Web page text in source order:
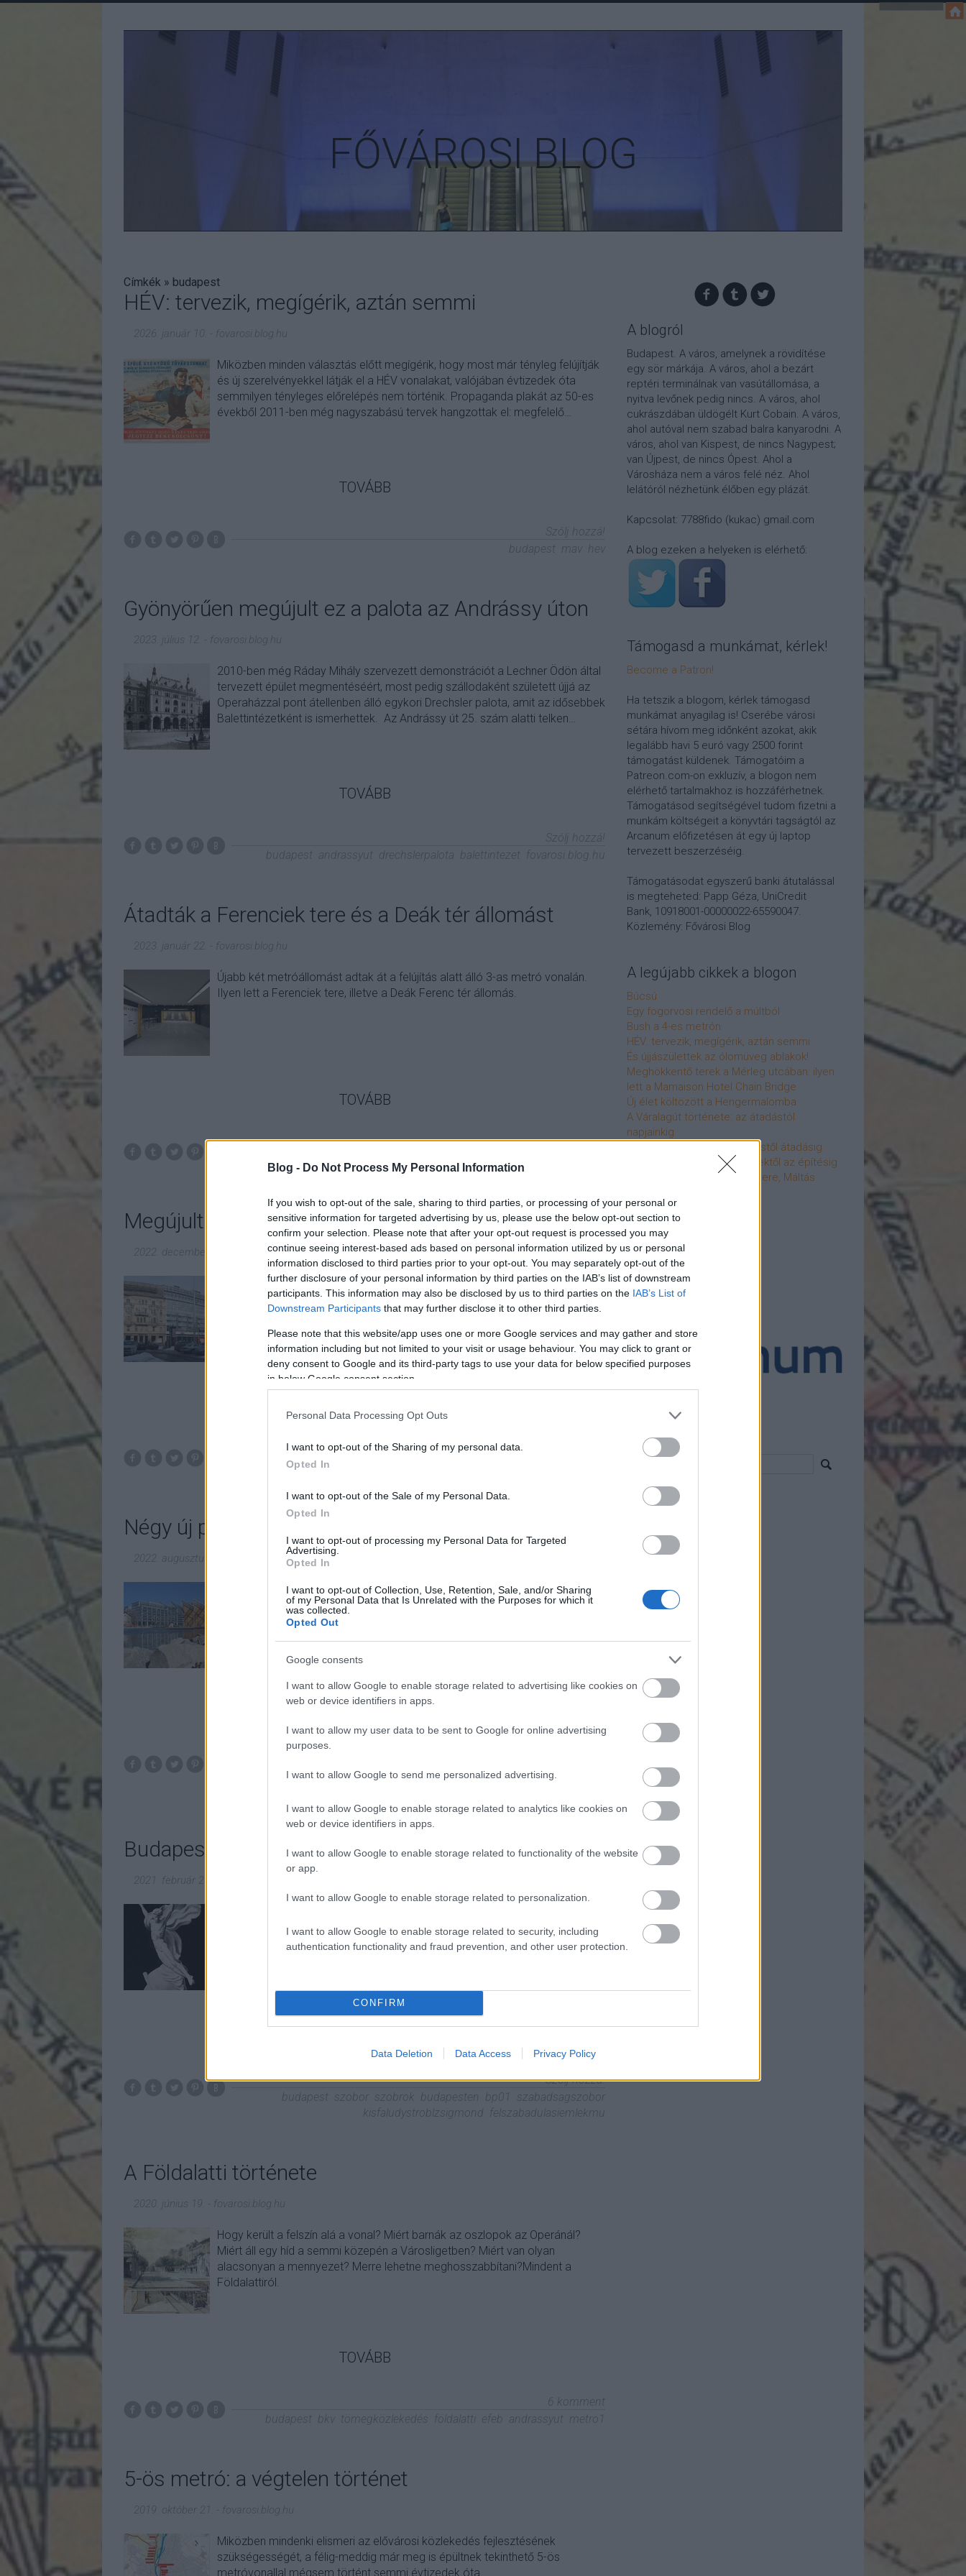
Blog - Do Not Process My Personal Information
If you wish to opt-out of the sale, sharing to third parties, or processing of your personal or
sensitive information for targeted advertising by us, please use the below opt-out section to
confirm your selection. Please note that after your opt-out request is processed you may
continue seeing interest-based ads based on personal information utilized by us or personal
information disclosed to third parties prior to your opt-out. You may separately opt-out of the
further disclosure of your personal information by third parties on the IAB’s list of downstream
participants. This information may also be disclosed by us to third parties on the IAB’s List of
Downstream Participants that may further disclose it to other third parties.
Please note that this website/app uses one or more Google services and may gather and store
information including but not limited to your visit or usage behaviour. You may click to grant or
deny consent to Google and its third-party tags to use your data for below specified purposes
in below Google consent section.
Personal Data Processing Opt Outs
I want to opt-out of the Sharing of my personal data.
Opted In
I want to opt-out of the Sale of my Personal Data.
Opted In
I want to opt-out of processing my Personal Data for Targeted
Advertising.
Opted In
I want to opt-out of Collection, Use, Retention, Sale, and/or Sharing
of my Personal Data that Is Unrelated with the Purposes for which it
was collected.
Opted Out
Google consents
I want to allow Google to enable storage related to advertising like cookies on
web or device identifiers in apps.
I want to allow my user data to be sent to Google for online advertising
purposes.
I want to allow Google to send me personalized advertising.
I want to allow Google to enable storage related to analytics like cookies on
web or device identifiers in apps.
I want to allow Google to enable storage related to functionality of the website
or app.
I want to allow Google to enable storage related to personalization.
I want to allow Google to enable storage related to security, including
authentication functionality and fraud prevention, and other user protection.
CONFIRM
Data Deletion Data Access Privacy Policy
FŐVÁROSI BLOG
Címkék » budapest
HÉV: tervezik, megígérik, aztán semmi
2026. január 10. fovarosi.blog.hu
Miközben minden választás előtt megígérik, hogy most már tényleg felújítják
és új szerelvényekkel látják el a HÉV vonalakat, valójában évtizedek óta
semmilyen tényleges előrelépés nem történik. Propaganda plakát az 50-es
évekből 2011-ben még nagyszabású tervek hangzottak el: megfelelő…
TOVÁBB
Szólj hozzá!
budapest mav hev
Gyönyörűen megújult ez a palota az Andrássy úton
2023. július 12. fovarosi.blog.hu
2010-ben még Ráday Mihály szervezett demonstrációt a Lechner Ödön által
tervezett épület megmentéséért, most pedig szállodaként született újjá az
Operaházzal pont átellenben álló egykori Drechsler palota, amit az idősebbek
Balettintézetként is ismerhettek. Az Andrássy út 25. szám alatti telken…
TOVÁBB
Szólj hozzá!
budapest
andrassyut drechslerpalota balettintezet fovarosi.blog.hu
Átadták a Ferenciek tere és a Deák tér állomást
2023. január 22. fovarosi.blog.hu
Újabb két metróállomást adtak át a felújítás alatt álló 3-as metró vonalán.
Ilyen lett a Ferenciek tere, illetve a Deák Ferenc tér állomás.
TOVÁBB
1komment
budapest
bkv bp05 deakter deakferencter metro3
Megújult a Blaha Lujza tér
2022. december 09. fovarosi.blog.hu
Valamikor még tó állt a tér helyén. Blaha Lujza az egyik itteni házban lakott,
de itt volt az ország első mozgólépcsője és Budapest első lámpás
kereszteződése is. A Blaha Lujza tér története a kezdetektől a 2022-es
budapest
Négy új park Budapesten
2022. augusztus 19. fovarosi.blog.hu
Az elmúlt hónapokban több új parkot is átadtak Budapesten. Járjuk be őket
park bp05 bp13 bp03 zoldfeluletek bastyautca vizafogopark
Budapest legnagyobb szobra
2021. február 20.
hatalmat, egyik első dolguk az volt, hogy emlékműveket emeljenek
maguknak. Elég döbbenetes látvány a régi fotón látni, hogy az obeliszk már
Szólj hozzá!
budapest
szobor szobrok budapesten bp01
szabadsagszobor
kisfaludystroblzsigmond felszabadulasiemlekmu
A Földalatti története
2020. június 19. fovarosi.blog.hu
Hogy került a felszín alá a vonal? Miért barnák az oszlopok az Operánál?
Miért áll egy híd a semmi közepén a Városligetben? Miért van olyan
alacsonyan a mennyezet? Merre lehetne meghosszabbítani?Mindent a
Földalattiról.
TOVÁBB
6 komment
budapest bkv tömegközlekedés földalatti efeb andrassyut metro1
5-ös metró: a végtelen történet
2019. október 21. fovarosi.blog.hu
Miközben mindenki elismeri az elővárosi közlekedés fejlesztésének
szükségességét, a félig-meddig már meg is épültnek tekinthető 5-ös
metróvonallal mégsem történt semmi évtizedek óta.
A blogról
Budapest. A város, amelynek a rövidítése
egy sör márkája. A város, ahol a bezárt
reptéri terminálnak van vasútállomása, a
nyitva levőnek pedig nincs. A város, ahol
cukrászdában üldögélt Kurt Cobain. A város,
ahol autóval nem szabad balra kanyarodni. A
város, ahol van Kispest, de nincs Nagypest;
van Újpest, de nincs Ópest. Ahol a
Városháza nem a város felé néz. Ahol
lelátóról nézhetünk élőben egy plázát.
Kapcsolat: 7788fido (kukac) gmail.com
A blog ezeken a helyeken is elérhető:
Támogasd a munkámat, kérlek!
Become a Patron!
Ha tetszik a blogom, kérlek támogasd
munkámat anyagilag is! Cserébe városi
sétára hívom meg időnként azokat, akik
legalább havi 5 euró vagy 2500 forint
támogatást küldenek. Támogatóim a
Patreon.com-on exkluzív, a blogon nem
elérhető tartalmakhoz is hozzáférhetnek.
Támogatásod segítségével tudom fizetni a
munkám költségeit a könyvtári tagságtól az
Arcanum előfizetésen át egy új laptop
tervezett beszerzéséig.
Támogatásodat egyszerű banki átutalással
is megteheted: Papp Géza, UniCredit
Bank, 10918001-00000022-65590047.
Közlemény: Fővárosi Blog
A legújabb cikkek a blogon
Búcsú
Egy fogorvosi rendelő a múltból
Bush a 4-es metrón
HÉV: tervezik, megígérik, aztán semmi
És újjászülettek az ólomüveg ablakok!
Meghökkentő terek a Mérleg utcában: ilyen
lett a Mamaison Hotel Chain Bridge
Új élet költözött a Hengermalomba
A Váralagút története: az átadástól
napjainkig
A Váralagút története: építéstől átadásig
A Váralagút története: ötletektől az építésig
A romantika elfeledett mestere, Máltás
10 éve hunyt el Dúl Dezső
Tovább...
Facebook
Keresés
Kövess!
bejegyzések
Atom